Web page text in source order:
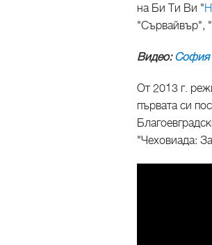
на Би Ти Ви "
"Сървайвър",
Видео:София
От 2013 г.
първата си
"Чеховиада: